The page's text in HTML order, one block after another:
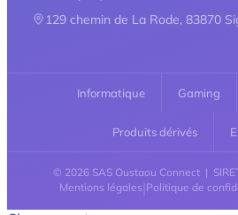
129 chemin de La Rode, 83870
Informatique Gaming
Produits dérivés
© 2026 SAS Oustaou Connect |
Mentions légales |Politique de